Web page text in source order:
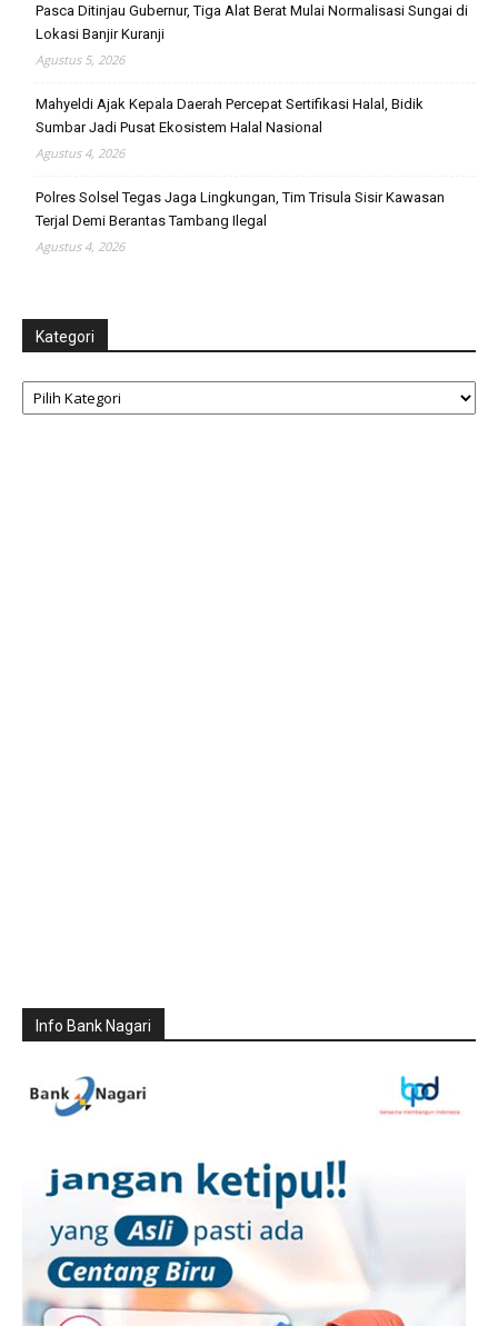
Pasca Ditinjau Gubernur, Tiga Alat Berat Mulai Normalisasi Sungai di
Lokasi Banjir Kuranji
Agustus 5, 2026
Mahyeldi Ajak Kepala Daerah Percepat Sertifikasi Halal, Bidik
Sumbar Jadi Pusat Ekosistem Halal Nasional
Agustus 4, 2026
Polres Solsel Tegas Jaga Lingkungan, Tim Trisula Sisir Kawasan
Terjal Demi Berantas Tambang Ilegal
Agustus 4, 2026
Kategori
Kategori
Info Bank Nagari